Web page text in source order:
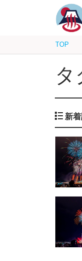
TOP
タ
新